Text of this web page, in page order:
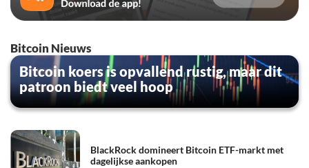
Bitcoin Nieuws
Bitcoin koers is opvallend rustig, maar dit
patroon biedt veel hoop
BlackRock domineert Bitcoin ETF-markt met
dagelijkse aankopen